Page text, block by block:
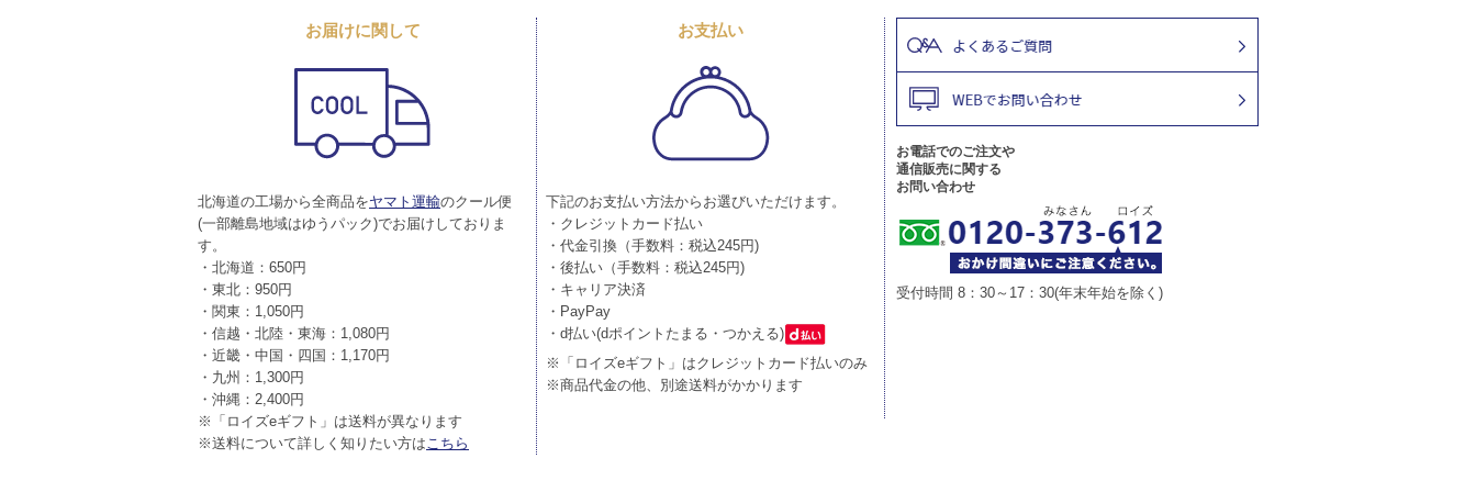
お届けに関して
北海道の工場から全商品をヤマト運輸のクール便
(一部離島地域はゆうパック)でお届けしておりま
す。
・北海道：650円
・東北：950円
・関東：1,050円
・信越・北陸・東海：1,080円
・近畿・中国・四国：1,170円
・九州：1,300円
・沖縄：2,400円
※「ロイズeギフト」は送料が異なります
※送料について詳しく知りたい方はこちら
お支払い
下記のお支払い方法からお選びいただけます。
・クレジットカード払い
・代金引換（手数料：税込245円)
・後払い（手数料：税込245円)
・キャリア決済
・PayPay
・d払い(dポイントたまる・つかえる)
※「ロイズeギフト」はクレジットカード払いのみ
※商品代金の他、別途送料がかかります
お電話でのご注文や
通信販売に関する
お問い合わせ
受付時間 8：30～17：30(年末年始を除く)